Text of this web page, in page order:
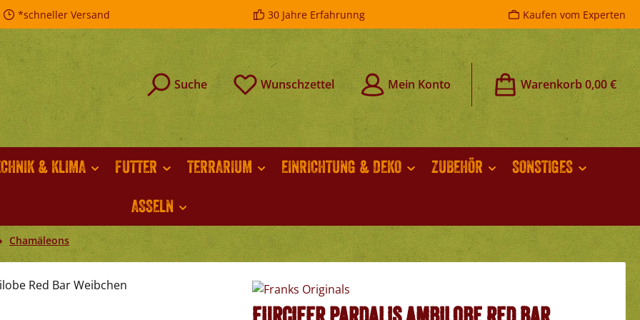
*schneller Versand 30 Jahre Erfahrunng Kaufen vom Experten
Suche Wunschzettel Mein Konto Warenkorb0,00 €
& KLIMA FUTTER TERRARIUM EINRICHTUNG & DEKO ZUBEHÖR
SONSTIGES
ASSELN
Chamäleons